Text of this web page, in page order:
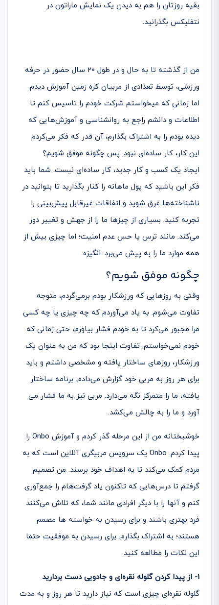
بقیه روزتان را هم به دیدن یک نمایش ماراتون در
نتفلیکس بگذرانید.
من از گذشته تا به حال و در طول 20 سال حضور در حرفه
ورزشی، توسط تعدادی از مربیان کره زمین آموزش دیدم.
اما زمانی که می­خواستم شرکت خودم را تاسیس کنم تا
اطلاعات و دانشم راجع به روانشناسی و آموزش­‌هایی که
دیده بودم را به اشتراک بگذارم، آن قدر که فکر می­‌کردم
این کار، کار ساده‌­ای نبود. پس چگونه موفق شویم؟
ایجاد یک کسب­ و کار جدید، کار ساده‌­ای نیست. شما باید
فکر این باشید که پول ماهانه را کنار بگذارید تا بتوانید در
ناشناخته‌­ها غرق شوید و اتفاقات غیرقابل پیش‌­بینی را
تجربه کنید. بسیاری از چیزها ما را از جهش و تغییر دور
می‌­کند. مانند ترس یا حس عدم امنیت؛ اما چیزی بیش از
همه موارد ما را به پیش می‌برد: انگیزه.
چگونه موفق شویم؟
وقتی به روزهایی که ورزشکار بودم برمی­‌گردم، متوجه
تفاوت می­‌شوم. به یاد می­‌آوردم که چه چیزی یا چه کسی
مرا مجبور می­‌کرد تا به خودم فشار بیاورم، حتی زمانی که
خودم نمی­‌خواستم. تفاوت اینجا بود که من به عنوان یک
ورزشکار، روزهای ساختار یافته و مشخصی داشتم و باید
برای هر روز به مربی خود گزارش می‌­دادم. برنامه ساختار
یافته، ما را متمرکز نگه می­‌دارد. مربی نیز به ما فشار می­‌
آورد و ما را به چالش می‌­کشد.
خوشبختانه من از این مرحله گذر کردم و آموزش Onbo را
پیدا کردم. Onbo یک سرویس مربیگری آنلاین است که به
مردم کمک می‌­کند تا به اهداف خود برسند. من تصمیم
گرفتم تا درس­‌هایی که تاکنون یاد گرفت‌ه­ام را جمع­‌آوری
کنم و آنها را با دیگر افرادی مانند شما، که تلاش می­‌کنند
فرد بهتری باشند و برای رسیدن به خواسته ها مصمم
هستند؛ به اشتراک بگذارم. برای رسیدن به موفقیت حتما
این نکات را مطالعه کنید.
1- از پیدا کردن گلوله نقره‌­ای و جادویی دست بردارید
گلوله نقره‌­ای چیزی است که نیاز دارید تا هر روز و به مدت